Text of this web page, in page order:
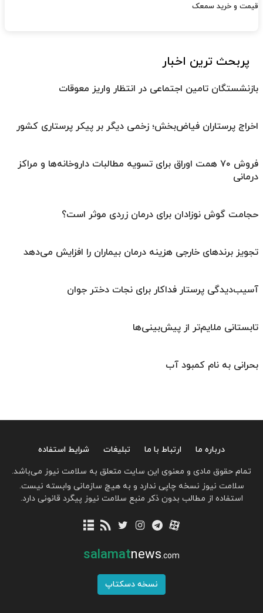
قیمت و خرید سمعک
پربحث ترین اخبار
بازنشستگان تامین اجتماعی در انتظار واریز معوقات
اخراج پرستاران فیاض‌بخش؛ زخمی دیگر بر پیکر پرستاری کشور
فروش ۷۰ همت اوراق برای تسویه مطالبات داروخانه‌ها و مراکز
درمانی
حجامت گوش نوزادان برای درمان زردی موثر است؟
تجویز برندهای خارجی هزینه درمان بیماران را افزایش می‌دهد
آسیب‌دیدگی پرستار فداکار برای نجات دختر جوان
تابستانی ملایم‌تر از پیش‌بینی‌ها
بحرانی به نام کمبود آب
درباره ما ارتباط با ما تبلیغات
شرایط استفاده
تمام حقوق مادی و معنوی این سایت متعلق به سلامت نیوز می‌باشد.
سلامت نیوز نسخه چاپی ندارد و به هیچ سازمانی وابسته نیست.
استفاده از مطالب بدون ذکر منبع سلامت نیوز پیگرد قانونی دارد.
salamatnews.com
نسخه دسکتاپ